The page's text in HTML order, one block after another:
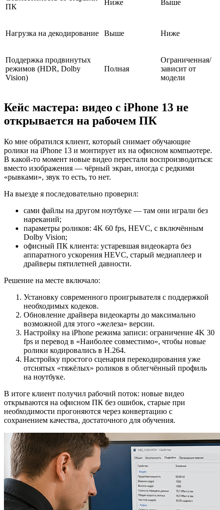
ПК
Ниже Выше
Нагрузка на декодирование Выше Ниже
Поддержка продвинутых
режимов (HDR, Dolby
Vision)
Полная
Ограниченная/
зависит от
модели
Кейс мастера: видео с iPhone 13 не
открывается на рабочем ПК
Ко мне обратился клиент, который снимает обучающие
ролики на iPhone 13 и монтирует их на офисном компьютере.
В какой‑то момент новые видео перестали воспроизводиться:
вместо изображения — чёрный экран, иногда с редкими
«рывками», звук то есть, то нет.
На выезде я последовательно проверил:
сами файлы на другом ноутбуке — там они играли без
нареканий;
параметры роликов: 4K 60 fps, HEVC, с включённым
Dolby Vision;
офисный ПК клиента: устаревшая видеокарта без
аппаратного ускорения HEVC, старый медиаплеер и
драйверы пятилетней давности.
Решение на месте включало:
Установку современного проигрывателя с поддержкой
необходимых кодеков.
Обновление драйвера видеокарты до максимально
возможной для этого «железа» версии.
Настройку на iPhone режима записи: ограничение 4K 30
fps и перевод в «Наиболее совместимо», чтобы новые
ролики кодировались в H.264.
Настройку простого сценария перекодирования уже
отснятых «тяжёлых» роликов в облегчённый профиль
на ноутбуке.
В итоге клиент получил рабочий поток: новые видео
открываются на офисном ПК без ошибок, старые при
необходимости прогоняются через конвертацию с
сохранением качества, достаточного для обучения.